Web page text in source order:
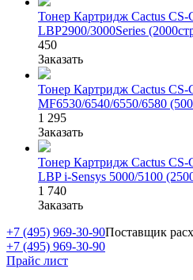
Тонер Картридж Cactus CS-
LBP2900/3000Series
450
Заказать
Тонер Картридж Cactus CS-
MF6530/6540/6550/6580
1 295
Заказать
Тонер Картридж Cactus
LBP i-Sensys 5000/5100
1 740
Заказать
+7 (495) 969-30-90Поставщик
+7 (495) 969-30-90
Прайс лист